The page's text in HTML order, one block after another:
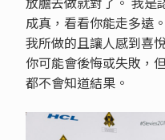
成真，看看你能走多遠
我所做的且讓人感到喜
你可能會後悔或失敗，
都不會知道結果。